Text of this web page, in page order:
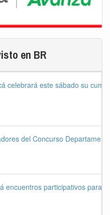
en BR
celebrará este sábado su
del Concurso
encuentros participativos para